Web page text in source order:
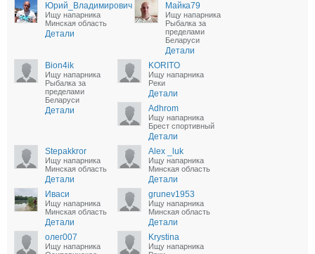
Юрий_Владимирович
Ищу напарника
Минская область
Детали
Майка79
Ищу напарника
Рыбалка за
пределами
Беларуси
Детали
Bion4ik
Ищу напарника
Рыбалка за
пределами
Беларуси
Детали
KORITO
Ищу напарника
Реки
Детали
Adhrom
Ищу напарника
Брест спортивный
Детали
Stepakkror
Ищу напарника
Минская область
Детали
Alex _luk
Ищу напарника
Минская область
Детали
Иваси
Ищу напарника
Минская область
Детали
grunev1953
Ищу напарника
Минская область
Детали
олег007
Ищу напарника
Krystina
Ищу напарника